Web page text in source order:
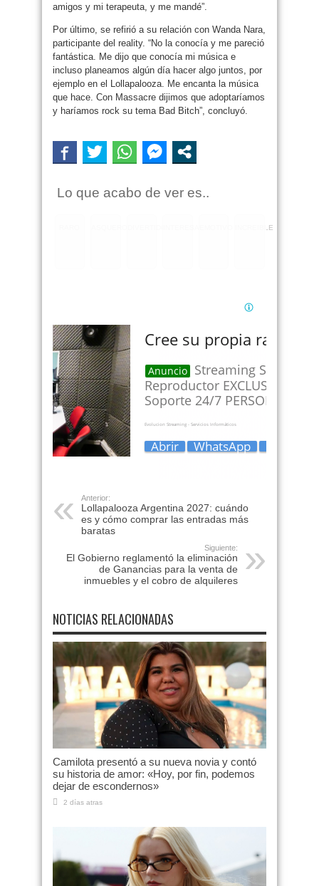
amigos y mi terapeuta, y me mandé”.
Por último, se refirió a su relación con Wanda Nara,
participante del reality. “No la conocía y me pareció
fantástica. Me dijo que conocía mi música e
incluso planeamos algún día hacer algo juntos, por
ejemplo en el Lollapalooza. Me encanta la música
que hace. Con Massacre dijimos que adoptaríamos
y haríamos rock su tema Bad Bitch”, concluyó.
Lo que acabo de ver es..
INCREIBLE
Anterior:
Lollapalooza Argentina 2027: cuándo
es y cómo comprar las entradas más
baratas
Siguiente:
El Gobierno reglamentó la eliminación
de Ganancias para la venta de
inmuebles y el cobro de alquileres
NOTICIAS RELACIONADAS
Camilota presentó a su nueva novia y contó
su historia de amor: «Hoy, por fin, podemos
dejar de escondernos»
2 días atras